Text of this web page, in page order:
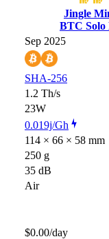
Jingle
BTC Solo
Sep 2025
SHA-256
1.2 Th/s
23W
0.019j/Gh
114 × 66 × 58 mm
250 g
35 dB
Air
$0.00/day